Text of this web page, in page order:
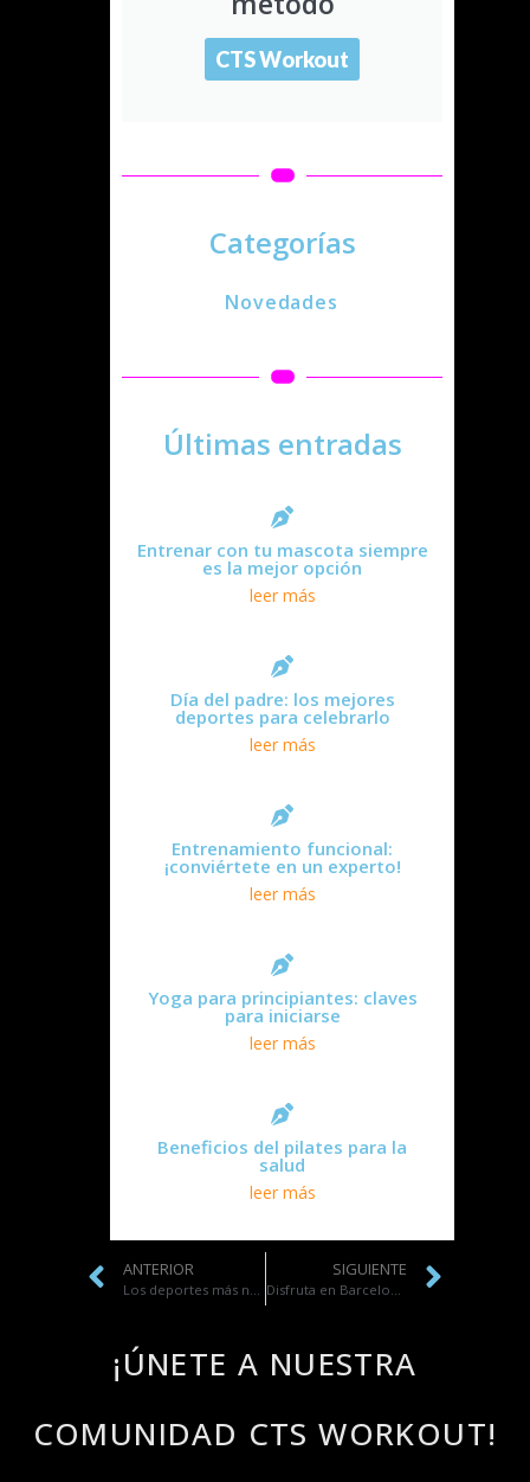
CTS Workout
Categorías
Novedades
Últimas entradas
Entrenar con tu mascota siempre
es la mejor opción
leer más
Día del padre: los mejores
deportes para celebrarlo
leer más
Entrenamiento funcional:
¡conviértete en un experto!
leer más
Yoga para principiantes: claves
para iniciarse
leer más
Beneficios del pilates para la
salud
leer más
ANTERIOR
Los deportes más navideños
SIGUIENTE
Disfruta en Barcelona del deporte al aire libre
¡ÚNETE A NUESTRA
COMUNIDAD CTS WORKOUT!